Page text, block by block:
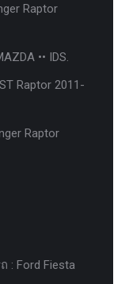
Raptor
•• IDS.
Raptor 2011-
Raptor
: Ford Fiesta